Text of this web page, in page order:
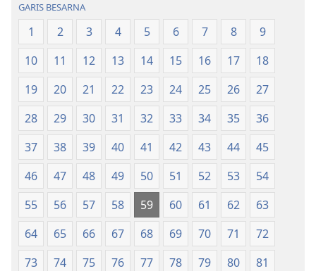
Naeng
Mangolu
di
Tano
na
Imbaru
Naeng
Mangolu
di
Tano
na
Imbaru
GARIS BESARNA
1 2 3 4 5 6 7 8
9
10
11 12 13 14 15 16 17
18
19
20 21 22 23 24 25 26
27
28
29 30 31 32 33 34 35
36
37
38 39 40 41 42 43 44
45
46
47 48 49 50 51 52 53
54
55
56 57 58 59 60 61 62
63
64
65 66 67 68 69 70 71
72
73
74 75 76 77 78 79 80
81